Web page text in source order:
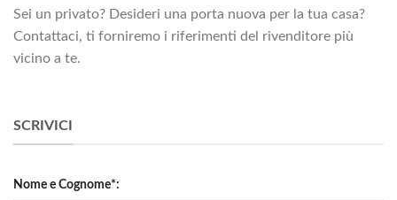
Sei un privato? Desideri una porta nuova per la tua casa?
Contattaci, ti forniremo i riferimenti del rivenditore più
vicino a te.
SCRIVICI
Nome e Cognome*: